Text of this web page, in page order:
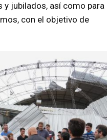
y jubilados, así como para
con el objetivo de